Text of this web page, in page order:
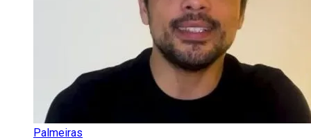
Palmeiras